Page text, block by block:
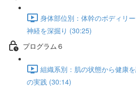
身体部位別：体幹のボディリ
神経を深掘り (30:25)
プログラム６
組織系別：肌の状態から健康
の実践 (30:14)